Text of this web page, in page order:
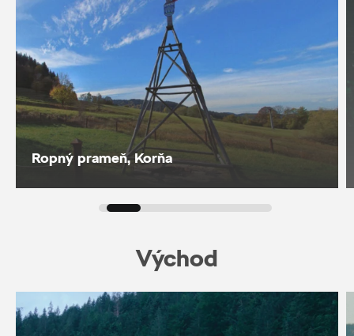
Ropný prameň, Korňa
Východ